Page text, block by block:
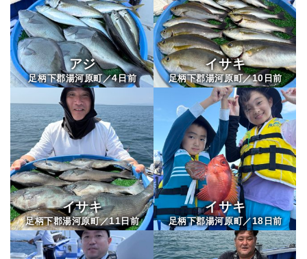
アジ
足柄下郡湯河原町／4日前
イサキ
足柄下郡湯河原町／10 日前
イサキ
足柄下郡湯河原町／11日前
イサキ
足柄下郡湯河原町／18日前